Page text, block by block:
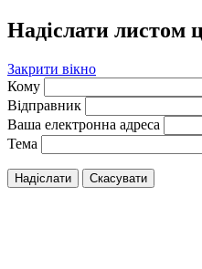
Надіслати листом
Закрити вікно
Кому
Відправник
Ваша електронна адреса
Тема
Надіслати Скасувати